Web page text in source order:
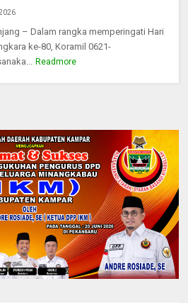
– Dalam rangka memperingati Hari
ke-80, Koramil 0621-
Readmore